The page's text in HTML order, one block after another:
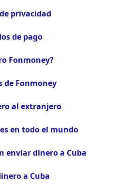
privacidad
de pago
Fonmoney?
de Fonmoney
al extranjero
en todo el mundo
enviar dinero a Cuba
a Cuba